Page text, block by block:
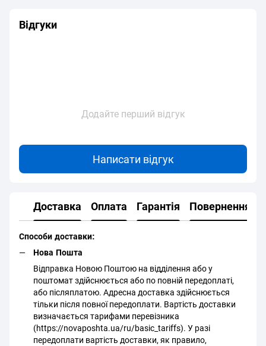
Відгуки
Додайте перший відгук
Написати відгук
Доставка Оплата Гарантія Повернення
Способи доставки:
Нова Пошта
Відправка Новою Поштою на відділення або у
поштомат здійснюється або по повній передоплаті,
або післяплатою. Адресна доставка здійснюється
тільки після повної передоплати. Вартість доставки
визначається тарифами перевізника
(https://novaposhta.ua/ru/basic_tariffs). У разі
передоплати вартість доставки, як правило,